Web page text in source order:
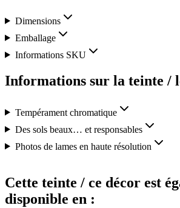
Dimensions
Emballage
Informations SKU
Informations sur la teinte /
Tempérament chromatique
Des sols beaux… et responsables
Photos de lames en haute résolution
Cette teinte / ce décor est
disponible en :